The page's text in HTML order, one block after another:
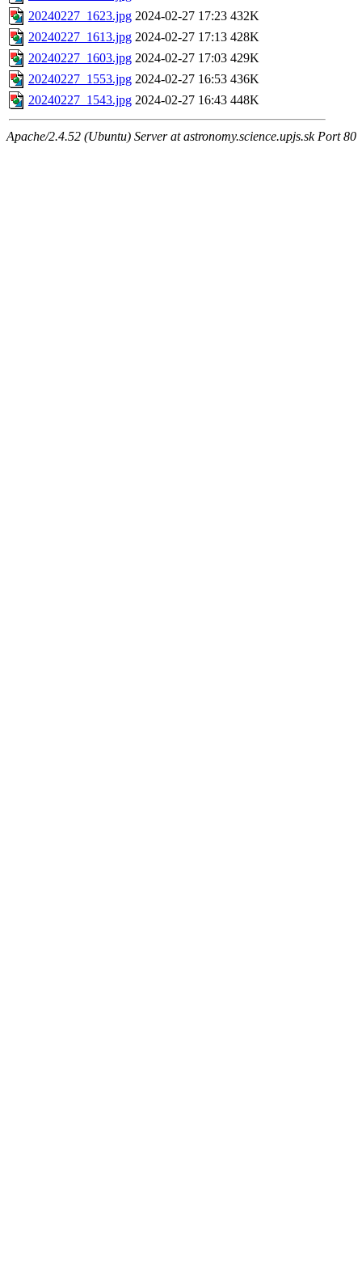
20240227_1623.jpg 2024-02-27 17:23 432K
20240227_1613.jpg 2024-02-27 17:13 428K
20240227_1603.jpg 2024-02-27 17:03 429K
20240227_1553.jpg 2024-02-27 16:53 436K
20240227_1543.jpg 2024-02-27 16:43 448K
Apache/2.4.52 (Ubuntu) Server at astronomy.science.upjs.sk Port 80